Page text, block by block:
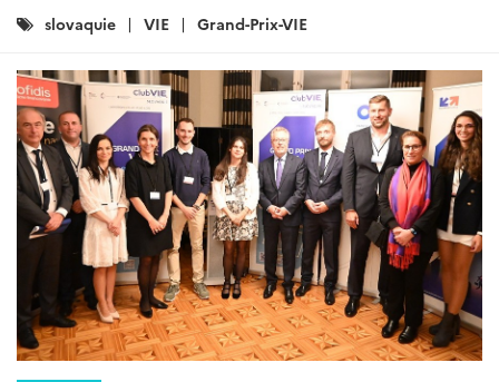
Catégories
slovaquie VIE Grand-Prix-VIE